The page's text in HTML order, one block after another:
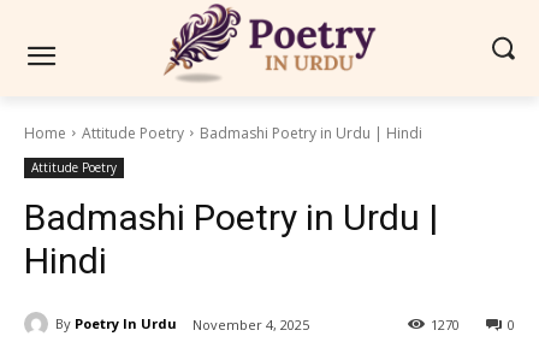
Home Attitude Poetry Badmashi Poetry in Urdu | Hindi
Attitude Poetry
Badmashi Poetry in Urdu |
Hindi
By Poetry In Urdu November 4, 2025 0
1270